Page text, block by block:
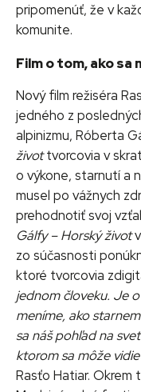
pripomenúť, že v
komunite.
Film o tom, ako sa
Nový film režiséra
jedného z
alpinizmu, Róberta
živottvorcovia v
o výkone, starnutí a
musel po vážnych
prehodnotiť svoj
Gálfy – Horský život
zo súčasnosti
ktoré tvorcovia
jednom človeku. Je
meníme, ako
sa náš pohľad na
ktorom sa môže
Rasťo Hatiar. Okrem